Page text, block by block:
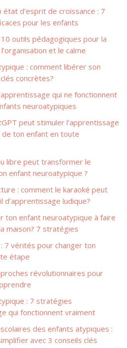
état d’esprit de croissance : 7
pour les enfants
outils pédagogiques pour la
et le calme
: comment libérer son
concrètes?
qui ne fonctionnent
neuroatypiques
peut stimuler l’apprentissage
ton enfant en toute
libre peut transformer le
enfant neuroatypique ?
: comment le karaoké peut
d’apprentissage ludique?
ton enfant neuroatypique à faire
maison? 7 stratégies
: 7 vérités pour changer ton
étape
révolutionnaires pour
: 7 stratégies
qui fonctionnent vraiment
des enfants atypiques :
avec 3 conseils clés